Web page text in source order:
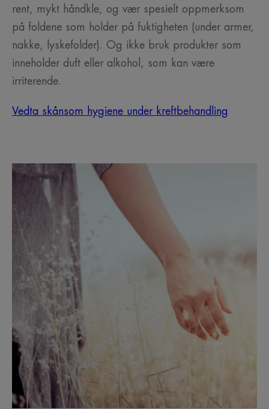
rent, mykt håndkle, og vær spesielt oppmerksom
på foldene som holder på fuktigheten (under armer,
nakke, lyskefolder). Og ikke bruk produkter som
inneholder duft eller alkohol, som kan være
irriterende.
Vedta skånsom hygiene under kreftbehandling